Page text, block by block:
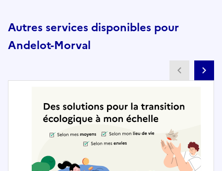
Autres services disponibles pour
Andelot-Morval